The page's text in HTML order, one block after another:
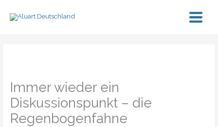
Inhalt
Immer wieder ein
Diskussionspunkt – die
Regenbogenfahne